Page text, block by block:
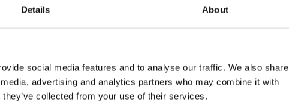
Details About
social media features and to analyse our traffic. We also share
advertising and analytics partners who may combine it with
collected from your use of their services.